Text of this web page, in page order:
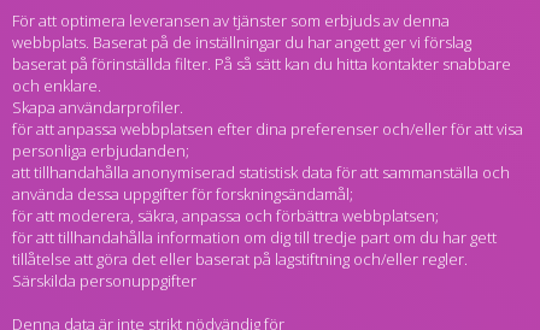
För att optimera leveransen av tjänster som erbjuds av denna
webbplats. Baserat på de inställningar du har angett ger vi förslag
baserat på förinställda filter. På så sätt kan du hitta kontakter snabbare
och enklare.
Skapa användarprofiler.
för att anpassa webbplatsen efter dina preferenser och/eller för att visa
personliga erbjudanden;
att tillhandahålla anonymiserad statistisk data för att sammanställa och
använda dessa uppgifter för forskningsändamål;
för att moderera, säkra, anpassa och förbättra webbplatsen;
för att tillhandahålla information om dig till tredje part om du har gett
tillåtelse att göra det eller baserat på lagstiftning och/eller regler.
Särskilda personuppgifter
Denna data är inte strikt nödvändig för